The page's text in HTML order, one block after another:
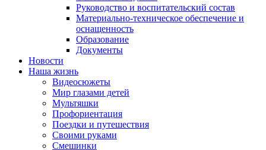
Руководство и воспитательский состав
Материально-техническое обеспечение и
оснащенность
Образование
Документы
Новости
Наша жизнь
Видеосюжеты
Мир глазами детей
Мультяшки
Профориентация
Поездки и путешествия
Своими руками
Смешинки